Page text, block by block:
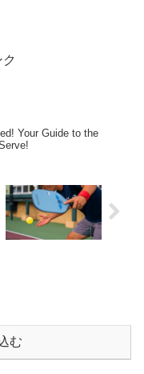
Your Guide to the
む